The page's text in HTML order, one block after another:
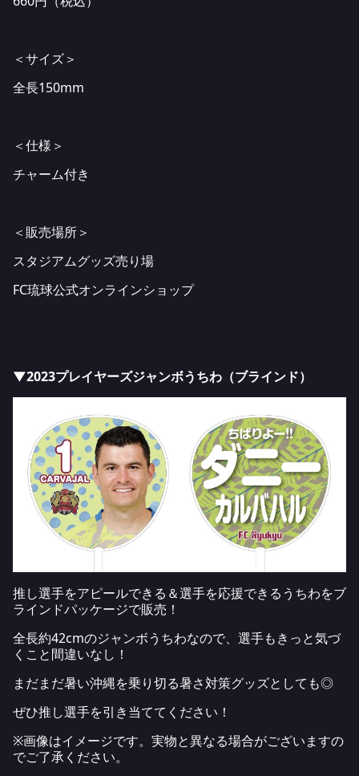
＜サイズ＞
全長150mm
＜仕様＞
チャーム付き
＜販売場所＞
スタジアムグッズ売り場
FC琉球公式オンラインショップ
▼2023プレイヤーズジャンボうちわ（ブラインド）
推し選手をアピールできる＆選手を応援できるうちわをブ
ラインドパッケージで販売！
全長約42cmのジャンボうちわなので、選手もきっと気づ
くこと間違いなし！
まだまだ暑い沖縄を乗り切る暑さ対策グッズとしても◎
ぜひ推し選手を引き当ててください！
※画像はイメージです。実物と異なる場合がございますの
でご了承ください。